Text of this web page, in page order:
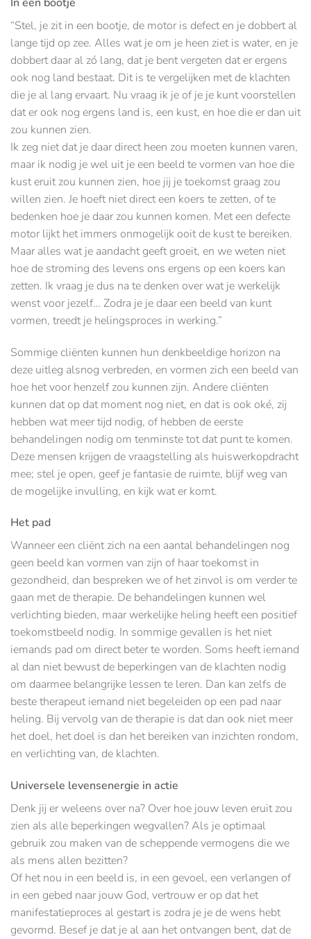
“Stel, je zit in een bootje, de motor is defect en je dobbert al
lange tijd op zee. Alles wat je om je heen ziet is water, en je
dobbert daar al zó lang, dat je bent vergeten dat er ergens
ook nog land bestaat. Dit is te vergelijken met de klachten
die je al lang ervaart. Nu vraag ik je of je je kunt voorstellen
dat er ook nog ergens land is, een kust, en hoe die er dan uit
zou kunnen zien.
Ik zeg niet dat je daar direct heen zou moeten kunnen varen,
maar ik nodig je wel uit je een beeld te vormen van hoe die
kust eruit zou kunnen zien, hoe jij je toekomst graag zou
willen zien. Je hoeft niet direct een koers te zetten, of te
bedenken hoe je daar zou kunnen komen. Met een defecte
motor lijkt het immers onmogelijk ooit de kust te bereiken.
Maar alles wat je aandacht geeft groeit, en we weten niet
hoe de stroming des levens ons ergens op een koers kan
zetten. Ik vraag je dus na te denken over wat je werkelijk
wenst voor jezelf… Zodra je je daar een beeld van kunt
vormen, treedt je helingsproces in werking.”
Sommige cliënten kunnen hun denkbeeldige horizon na
deze uitleg alsnog verbreden, en vormen zich een beeld van
hoe het voor henzelf zou kunnen zijn. Andere cliënten
kunnen dat op dat moment nog niet, en dat is ook oké, zij
hebben wat meer tijd nodig, of hebben de eerste
behandelingen nodig om tenminste tot dat punt te komen.
Deze mensen krijgen de vraagstelling als huiswerkopdracht
mee; stel je open, geef je fantasie de ruimte, blijf weg van
de mogelijke invulling, en kijk wat er komt.
Het pad
Wanneer een cliënt zich na een aantal behandelingen nog
geen beeld kan vormen van zijn of haar toekomst in
gezondheid, dan bespreken we of het zinvol is om verder te
gaan met de therapie. De behandelingen kunnen wel
verlichting bieden, maar werkelijke heling heeft een positief
toekomstbeeld nodig. In sommige gevallen is het niet
iemands pad om direct beter te worden. Soms heeft iemand
al dan niet bewust de beperkingen van de klachten nodig
om daarmee belangrijke lessen te leren. Dan kan zelfs de
beste therapeut iemand niet begeleiden op een pad naar
heling. Bij vervolg van de therapie is dat dan ook niet meer
het doel, het doel is dan het bereiken van inzichten rondom,
en verlichting van, de klachten.
Universele levensenergie in actie
Denk jij er weleens over na? Over hoe jouw leven eruit zou
zien als alle beperkingen wegvallen? Als je optimaal
gebruik zou maken van de scheppende vermogens die we
als mens allen bezitten?
Of het nou in een beeld is, in een gevoel, een verlangen of
in een gebed naar jouw God, vertrouw er op dat het
manifestatieproces al gestart is zodra je je de wens hebt
gevormd. Besef je dat je al aan het ontvangen bent, dat de